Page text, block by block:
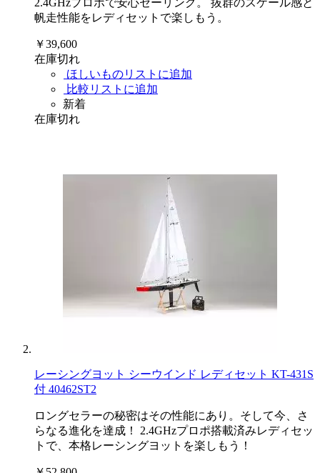
2.4GHzプロポで安心セーリング。 抜群のスケール感と
帆走性能をレディセットで楽しもう。
￥39,600
在庫切れ
ほしいものリストに追加
比較リストに追加
新着
在庫切れ
レーシングヨット シーウインド レディセット KT-431S
付 40462ST2
ロングセラーの秘密はその性能にあり。そして今、さ
らなる進化を達成！ 2.4GHzプロポ搭載済みレディセッ
トで、本格レーシングヨットを楽しもう！